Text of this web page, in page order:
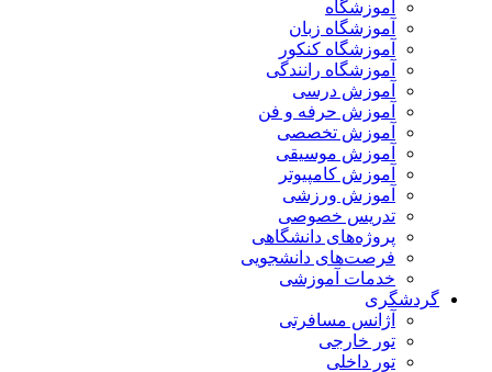
آموزشگاه
آموزشگاه زبان
آموزشگاه کنکور
آموزشگاه رانندگی
آموزش درسی
آموزش حرفه و فن
آموزش تخصصی
آموزش موسیقی
آموزش کامپیوتر
آموزش ورزشی
تدریس خصوصی
پروژه‌های دانشگاهی
فرصت‌های دانشجویی
خدمات آموزشی
گردشگری
آژانس مسافرتی
تور خارجی
تور داخلی